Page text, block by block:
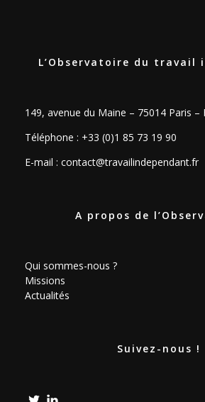
d
e
n
L’Observatoire du travail
149, avenue du Maine – 75014 Paris –
Téléphone : +33 (0)1 85 73 19 90
E-mail : contact@travailindependant.fr
A propos de
Qui sommes-nous ?
Missions
Actualités
Suivez-nous !